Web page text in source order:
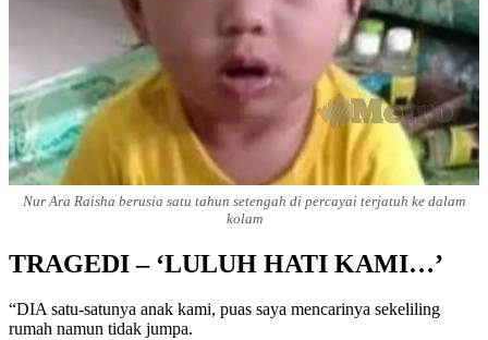
Nur Ara Raisha berusia satu tahun setengah di percayai terjatuh ke dalam
kolam
TRAGEDI – ‘LULUH HATI KAMI…’
“DIA satu-satunya anak kami, puas saya mencarinya sekeliling
rumah namun tidak jumpa.